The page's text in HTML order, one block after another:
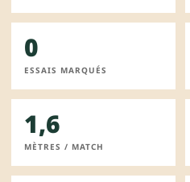
0
ESSAIS MARQUÉS
1,6
MÈTRES / MATCH